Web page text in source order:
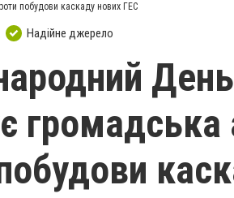
побудови каскаду нових ГЕС
Надійне джерело
громадська